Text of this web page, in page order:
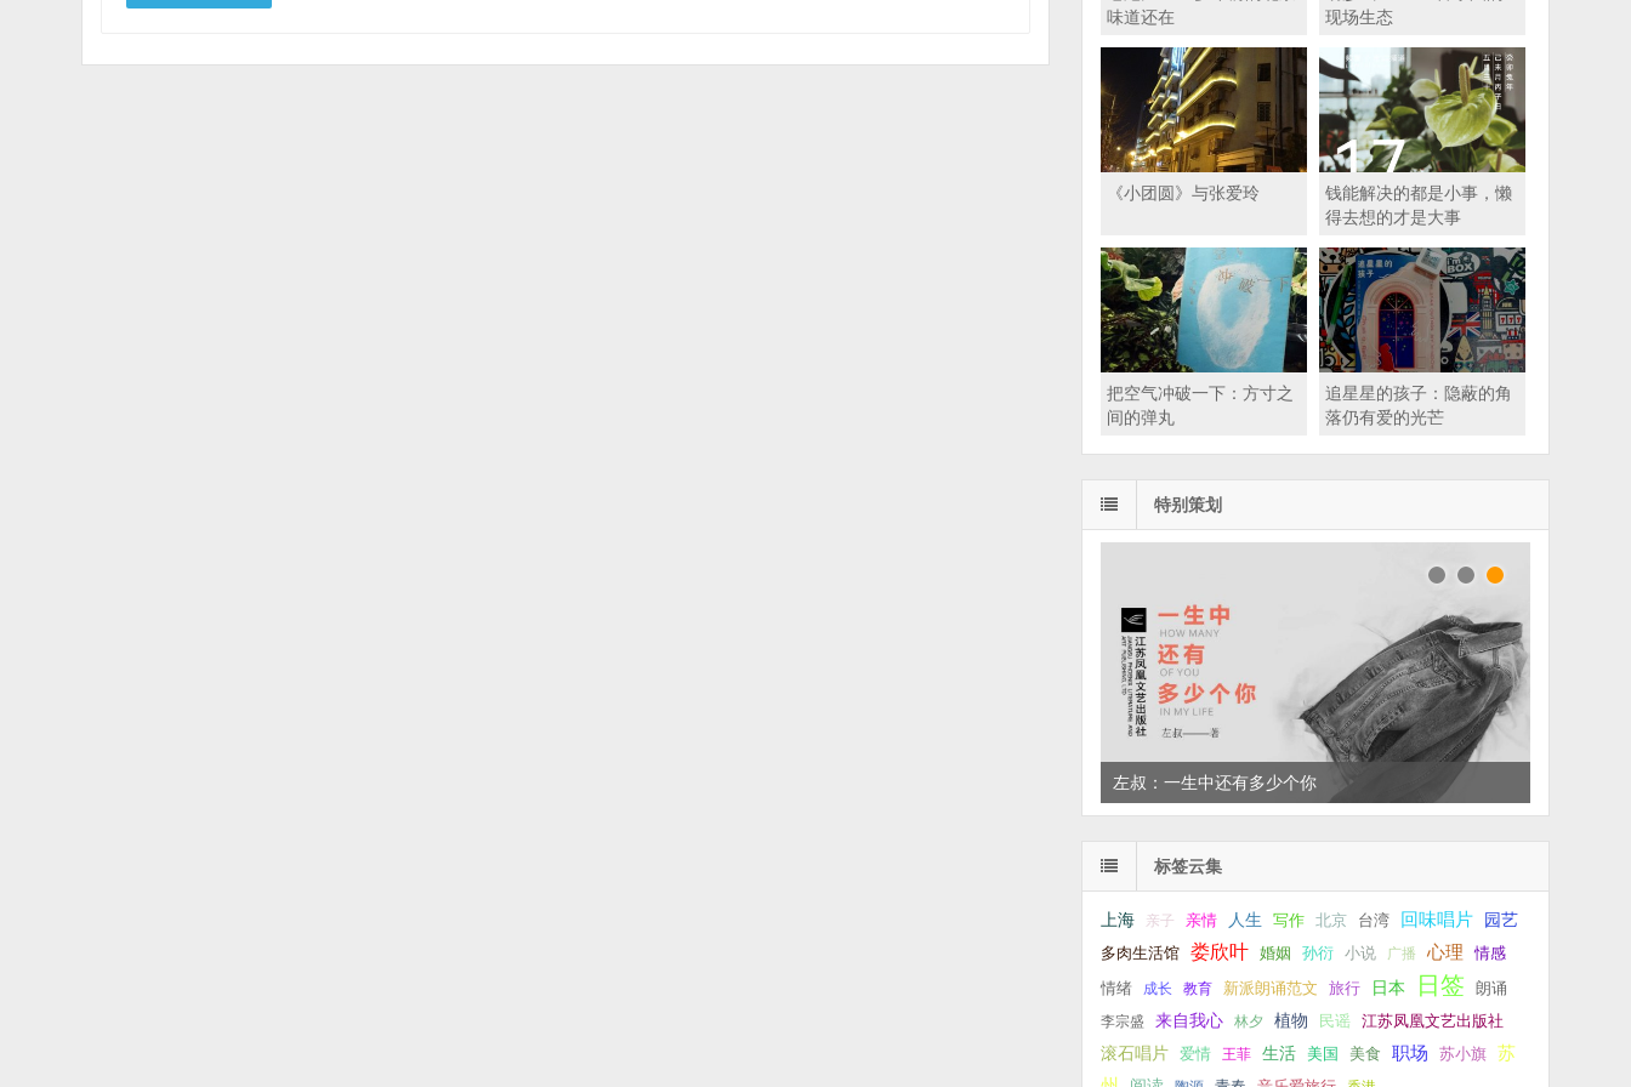
味道还在
现场生态
《小团圆》与张爱玲
钱能解决的都是小事，懒
得去想的才是大事
把空气冲破一下：方寸之
间的弹丸
追星星的孩子：隐蔽的角
落仍有爱的光芒
特别策划
左叔：一生中还有多少个你
标签云集
上海 亲子 亲情 人生 写作 北京 台湾 回味唱片 园艺
多肉生活馆 娄欣叶 婚姻 孙衍 小说 广播 心理 情感
情绪 成长 教育 新派朗诵范文 旅行 日本 日签 朗诵
李宗盛 来自我心 林夕 植物 民谣
江苏凤凰文艺出版社
滚石唱片
爱情 王菲 生活 美国 美食 职场 苏小旗
苏